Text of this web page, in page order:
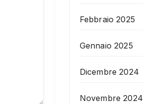
Febbraio 2025
Gennaio 2025
Dicembre 2024
Novembre 2024